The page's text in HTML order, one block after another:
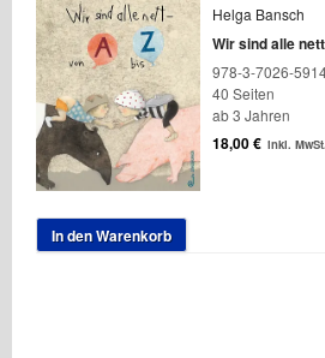
Helga Bansch
Wir sind alle
978-3-7026-
40 Seiten
ab 3 Jahren
18,00€ inkl. MwSt.
In den Warenkorb